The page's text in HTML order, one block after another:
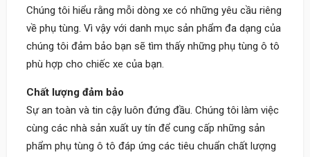
Chúng tôi hiểu rằng mỗi dòng xe có những yêu cầu riêng
về phụ tùng. Vì vậy với danh mục sản phẩm đa dạng của
chúng tôi đảm bảo bạn sẽ tìm thấy những phụ tùng ô tô
phù hợp cho chiếc xe của bạn.
Chất lượng đảm bảo
Sự an toàn và tin cậy luôn đứng đầu. Chúng tôi làm việc
cùng các nhà sản xuất uy tín để cung cấp những sản
phẩm phụ tùng ô tô đáp ứng các tiêu chuẩn chất lượng